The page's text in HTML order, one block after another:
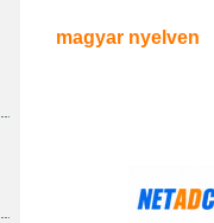
magyar nyelven